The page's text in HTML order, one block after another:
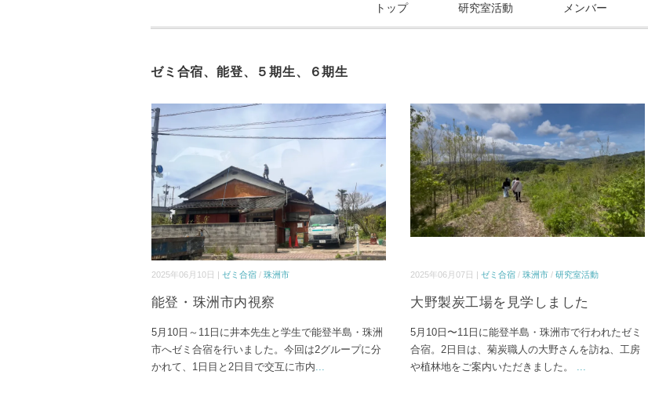
トップ 研究室活動 メンバー
ゼミ合宿、能登、５期生、６期生
2025年06月10日 | ゼミ合宿/ 珠洲市
能登・珠洲市内視察
5月10日～11日に井本先生と学生で能登半島・珠洲
市へゼミ合宿を行いました。今回は2グループに分
かれて、1日目と2日目で交互に市内
2025年06月07日 |ゼミ合宿 /珠洲市 /研究室活動
大野製炭工場を見学しました
5月10日〜11日に能登半島・珠洲市で行われたゼミ
合宿。2日目は、菊炭職人の大野さんを訪ね、工房
や植林地をご案内いただきました。